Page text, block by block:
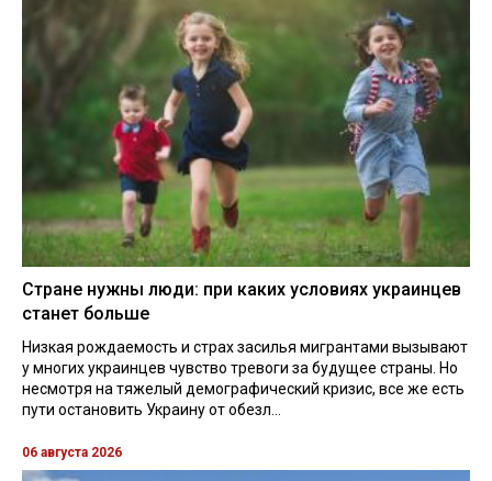
Стране нужны люди: при каких условиях украинцев
станет больше
Низкая рождаемость и страх засилья мигрантами вызывают
у многих украинцев чувство тревоги за будущее страны. Но
несмотря на тяжелый демографический кризис, все же есть
пути остановить Украину от обезл...
06 августа 2026